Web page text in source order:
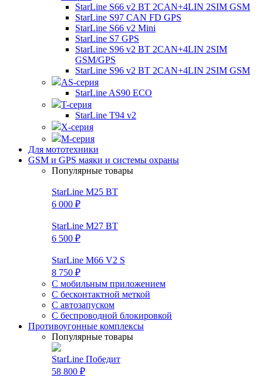
StarLine S66 v2 BT 2CAN+4LIN 2SIM GSM
StarLine S97 CAN FD GPS
StarLine S66 v2 Mini
StarLine S7 GPS
StarLine S96 v2 BT 2CAN+4LIN 2SIM
GSM/GPS
StarLine S96 v2 BT 2CAN+4LIN 2SIM GSM
AS-серия
StarLine AS90 ECO
T-серия
StarLine T94 v2
X-серия
M-серия
Для мототехники
GSM и GPS маяки и системы охраны
Популярные товары
StarLine M25 BT
6 000 ₽
StarLine M27 BT
6 500 ₽
StarLine M66 V2 S
8 750 ₽
С мобильным приложением
С бесконтактной меткой
С автозапуском
С беспроводной блокировкой
Противоугонные комплексы
Популярные товары
StarLine Победит
58 800 ₽